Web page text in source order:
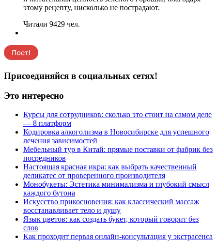
этому рецепту, нисколько не пострадают.
Читали 9429 чел.
Присоединяйся в социальных сетях!
Это интересно
Курсы для сотрудников: сколько это стоит на самом деле
— 8 платформ
Кодировка алкоголизма в Новосибирске для успешного
лечения зависимостей
Мебельный тур в Китай: прямые поставки от фабрик без
посредников
Настоящая красная икра: как выбрать качественный
деликатес от проверенного производителя
Монобукеты: Эстетика минимализма и глубокий смысл
каждого бутона
Искусство прикосновения: как классический массаж
восстанавливает тело и душу
Язык цветов: как создать букет, который говорит без
слов
Как проходит первая онлайн-консультация у экстрасенса